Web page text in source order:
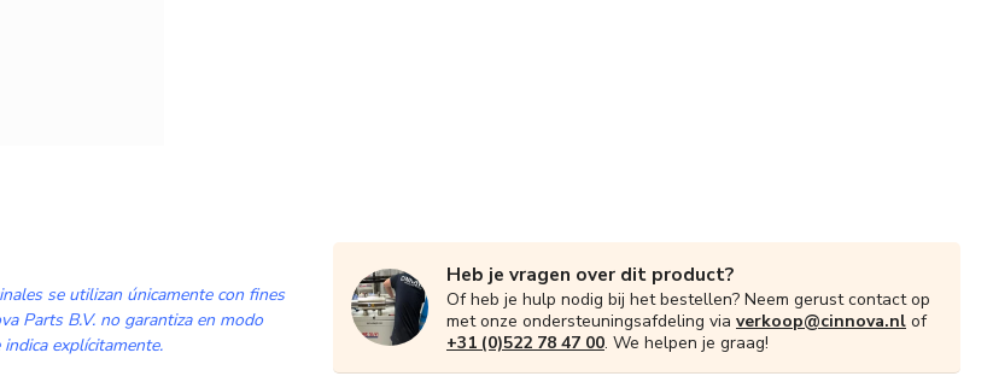
se utilizan únicamente con fines
Parts B.V. no garantiza en modo
explícitamente.
Heb je vragen over dit product?
Of heb je hulp nodig bij het bestellen? Neem gerust contact op
met onze ondersteuningsafdeling via verkoop@cinnova.nl of
+31 (0)522 78 47 00. We helpen je graag!